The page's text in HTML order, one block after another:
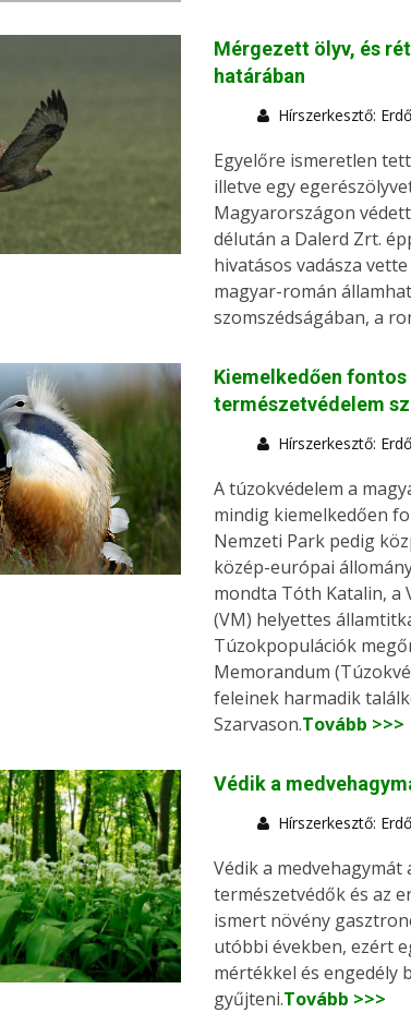
Mérgezett ölyv, és
határában
Hírszerkesztő:
Egyelőre ismeretlen
illetve egy
Magyarországon
délután a Dalerd Zrt.
hivatásos vadásza
magyar-román
szomszédságában, a
Kiemelkedően
természetvédelem
Hírszerkesztő:
A túzokvédelem a
mindig kiemelkedően
Nemzeti Park pedig
közép-európai
mondta Tóth Katalin, a
(VM) helyettes
Túzokpopulációk
Memorandum
feleinek harmadik
Szarvason.Tovább >>>
Védik a
Hírszerkesztő:
Védik a
természetvédők és az
ismert növény
utóbbi években, ezért
mértékkel és engedély
gyűjteni.Tovább >>>